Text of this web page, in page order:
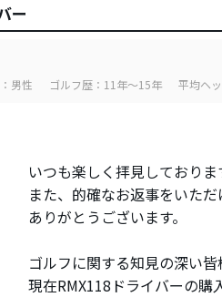
ー
男性 ゴルフ歴：11年～15年 平均ヘ
いつも楽しく拝見しておりま
また、的確なお返事をいただ
ありがとうございます。
ゴルフに関する知見の深い皆
現在RMX118ドライバーの購